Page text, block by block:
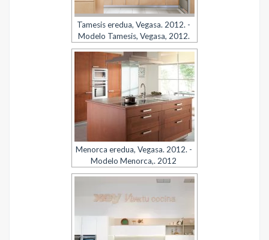
Tamesis eredua, Vegasa. 2012. -
Modelo Tamesis, Vegasa, 2012.
Menorca eredua, Vegasa. 2012. -
Modelo Menorca,. 2012